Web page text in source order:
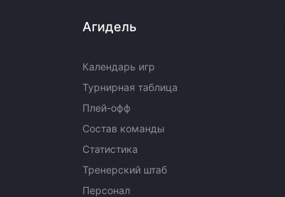
Агидель
Календарь игр
Турнирная таблица
Плей-офф
Состав команды
Статистика
Тренерский штаб
Персонал